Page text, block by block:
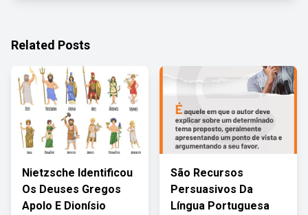
Related Posts
Nietzsche Identificou
Os Deuses Gregos
Apolo E Dionísio
São Recursos
Persuasivos Da
Língua Portuguesa